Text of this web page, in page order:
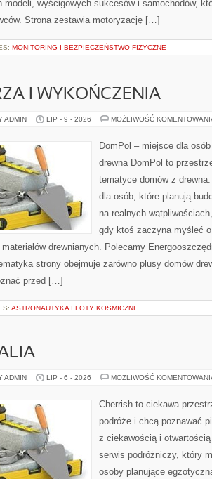
modeli, wyścigowych sukcesów i samochodów,
Strona zestawia motoryzację […]
MONITORING I BEZPIECZEŃSTWO FIZYCZNE
I WYKOŃCZENIA
ADMIN LIP - 9 - 2026 MOŻLIWOŚĆ
DomPol – miejsce dla
drewna DomPol to
tematyce domów z
dla osób, które planują
na realnych
gdy ktoś zaczyna myśleć o
drewnianych. Polecamy
strony obejmuje zarówno plusy domów
przed […]
ASTRONAUTYKA I LOTY KOSMICZNE
ADMIN LIP - 6 - 2026 MOŻLIWOŚĆ
Cherrish to ciekawa
podróże i chcą poznawać
z ciekawością i
serwis podróżniczy, który
osoby planujące